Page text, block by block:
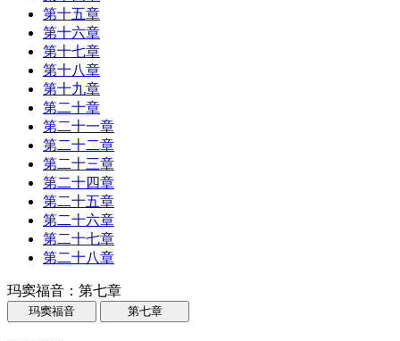
第十五章
第十六章
第十七章
第十八章
第十九章
第二十章
第二十一章
第二十二章
第二十三章
第二十四章
第二十五章
第二十六章
第二十七章
第二十八章
玛窦福音：第七章
玛窦福音 第七章